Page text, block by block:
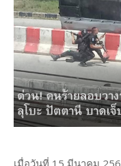
เมื่อวันที่ 15 มีนาคม